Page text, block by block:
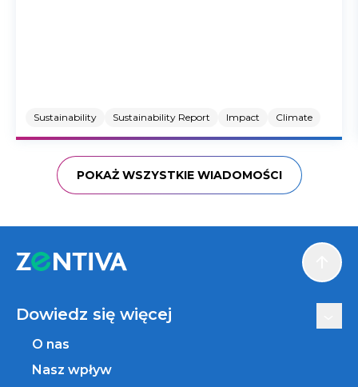
Sustainability Sustainability Report Impact Climate
POKAŻ WSZYSTKIE WIADOMOŚCI
Dowiedz się więcej
O nas
Nasz wpływ